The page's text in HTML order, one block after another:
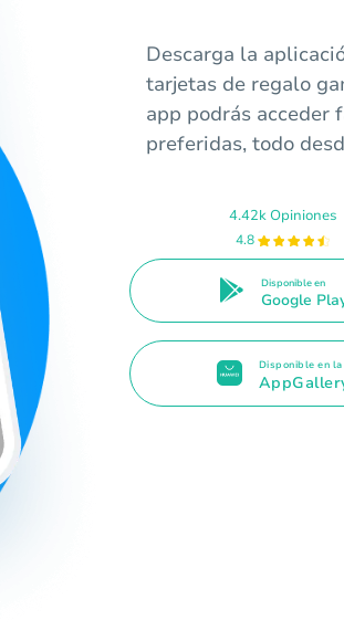
Descarga la
tarjetas de regalo
app podrás acceder
preferidas, todo
4.42k Opiniones
4.8
Disponible en
Google
Disponible en la